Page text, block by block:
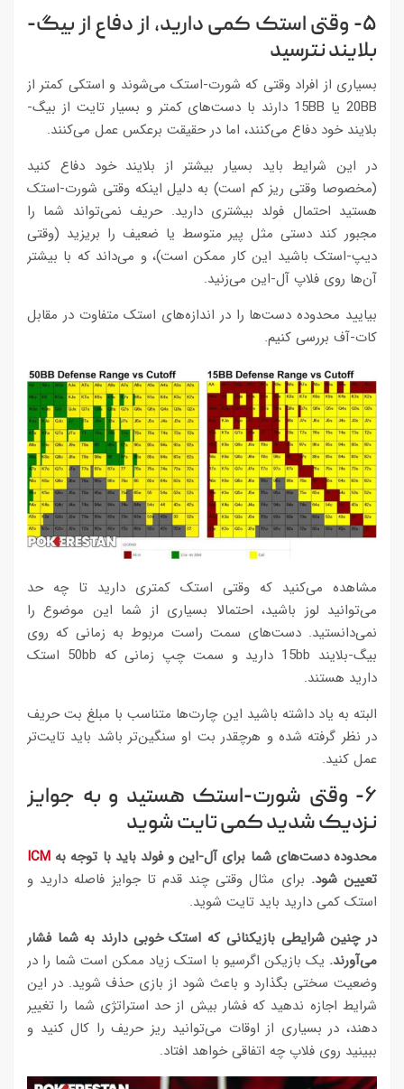
۵- وقتی استک کمی دارید، از دفاع از بیگ-
بلایند نترسید
بسیاری از افراد وقتی که شورت-استک می‌شوند و استکی کمتر از
20BB یا 15BB دارند با دست‌های کمتر و بسیار تایت از بیگ-
بلایند خود دفاع می‌کنند، اما در حقیقت برعکس عمل می‌کنند.
در این شرایط باید بسیار بیشتر از بلایند خود دفاع کنید
(مخصوصا وقتی ریز کم است) به دلیل اینکه وقتی شورت-استک
هستید احتمال فولد بیشتری دارید. حریف نمی‌تواند شما را
مجبور کند دستی مثل پیر متوسط یا ضعیف را بریزید (وقتی
دیپ-استک باشید این کار ممکن است)، و می‌داند که با بیشتر
آن‌ها روی فلاپ آل-این می‌زنید.
بیایید محدوده دست‌ها را در اندازه‌های استک متفاوت در مقابل
کات-آف بررسی کنیم.
مشاهده می‌کنید که وقتی استک کمتری دارید تا چه حد
می‌توانید لوز باشید، احتمالا بسیاری از شما این موضوع را
نمی‌دانستید. دست‌های سمت راست مربوط به زمانی که روی
بیگ-بلایند 15bb دارید و سمت چپ زمانی که 50bb استک
دارید هستند.
البته به یاد داشته باشید این چارت‌ها متناسب با مبلغ بت حریف
در نظر گرفته شده و هرچقدر بت او سنگین‌تر باشد باید تایت‌تر
عمل کنید.
۶- وقتی شورت-استک هستید و به جوایز
نزدیک شدید کمی تایت شوید
محدوده دست‌های شما برای آل-این و فولد باید با توجه به ICM
تعیین شود. برای مثال وقتی چند قدم تا جوایز فاصله دارید و
استک کمی دارید باید تایت شوید.
در چنین شرایطی بازیکنانی که استک خوبی دارند به شما فشار
می‌آورند. یک بازیکن اگرسیو با استک زیاد ممکن است شما را در
وضعیت سختی بگذارد و باعث شود از بازی حذف شوید. در این
شرایط اجازه ندهید که فشار بیش از حد استراتژی شما را تغییر
دهند، در بسیاری از اوقات می‌توانید ریز حریف را کال کنید و
ببینید روی فلاپ چه اتفاقی خواهد افتاد.